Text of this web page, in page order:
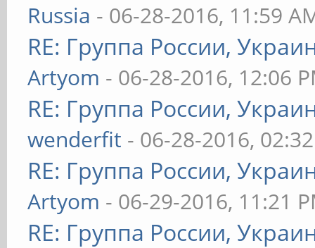
Russia - 06-28-2016, 11:59
RE: Группа России,
Artyom - 06-28-2016, 12:06
RE: Группа России,
wenderfit - 06-28-2016,
RE: Группа России,
Artyom - 06-29-2016, 11:21
RE: Группа России,